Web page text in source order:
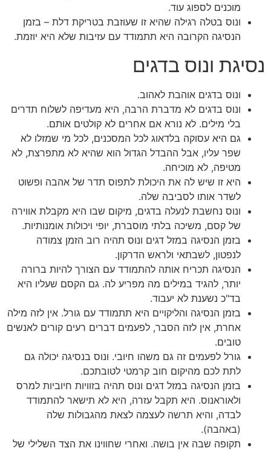
מוכנים לספוג עוד.
ונוס בטלה רגילה שהיא זו שעוזבת בטריקת דלת – בזמן
הנסיגה הקרובה היא תתמודד עם עזיבות שלא היא יוזמת.
נסיגת ונוס בדגים
ונוס בדגים אוהבת לאהוב.
ונוס בדגים לא מדברת הרבה, היא מעדיפה לשלוח תדרים
בלי מילים. לא נורא אם אחרים לא קולטים אותם.
גם היא עסוקה בלדאוג לכל המסכנים, לכל מי שמזלו לא
שפר עליו, אבל ההבדל הגדול הוא שהיא לא מתפרצת, לא
מטיפה, לא מוכיחה.
היא זו שיש לה את היכולת לתפוס תדר של אהבה ופשוט
לשדר אותו לסביבה שלה.
ונוס נחשבת לנעלה בדגים, מיקום שבו היא מקבלת אווירה
של קסם, משיכה בלתי מוסברת, יופי ויכולות אומנותיות.
בזמן הנסיגה במזל דגים ונוס תהיה רוב הזמן צמודה
לנפטון, לשבתאי ולראש הדרקון.
הנסיגה תכריח אותה להתמודד עם הצורך להיות ברורה
יותר, להגיד במילים מה מפריע לה. גם הקסם שעליו היא
בד"כ נשענת לא יעבוד.
בזמן הנסיגה והליקויים היא תתמודד עם גורל. אין לזה מילה
אחרת, אין לזה הסבר, לפעמים דברים רעים קורים לאנשים
טובים.
גורל לפעמים זה גם משהו חיובי. ונוס בנסיגה יכולה גם
לתת לכם מהיקום חוב קרמטי לטובתכם.
בזמן הנסיגה במזל דגים ונוס תהיה בזוויות חיוביות למרס
ולאוראנוס. היא תקבל עזרה, היא לא תישאר להתמודד
לבדה, והיא תרשה לעצמה לצאת מהגבולות שלה
(באהבה).
תקופה שבה אין בושה. ואחרי שחווינו את הצד השלילי של